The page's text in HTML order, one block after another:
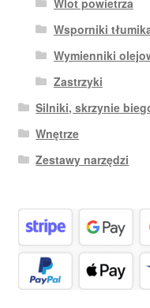
Wsporniki
Wymienniki
Zastrzyki
Silniki, skrzynie
Wnętrze
Zestawy narzędzi